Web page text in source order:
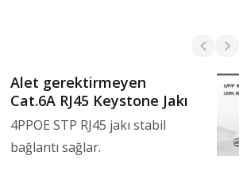
Alet gerektirmeyen
Cat.6A RJ45 Keystone Jakı
4PPOE STP RJ45 jakı stabil
bağlantı sağlar.